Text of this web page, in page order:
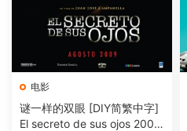
电影
谜一样的双眼 [DIY简繁中字]
El secreto de sus ojos 2009